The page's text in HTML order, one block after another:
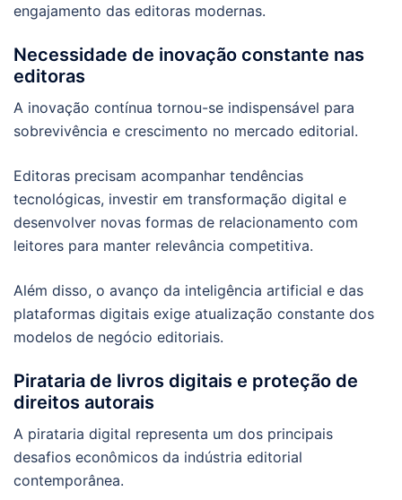
engajamento das editoras modernas.
Necessidade de inovação constante nas
editoras
A inovação contínua tornou-se indispensável para
sobrevivência e crescimento no mercado editorial.
Editoras precisam acompanhar tendências
tecnológicas, investir em transformação digital e
desenvolver novas formas de relacionamento com
leitores para manter relevância competitiva.
Além disso, o avanço da inteligência artificial e das
plataformas digitais exige atualização constante dos
modelos de negócio editoriais.
Pirataria de livros digitais e proteção de
direitos autorais
A pirataria digital representa um dos principais
desafios econômicos da indústria editorial
contemporânea.